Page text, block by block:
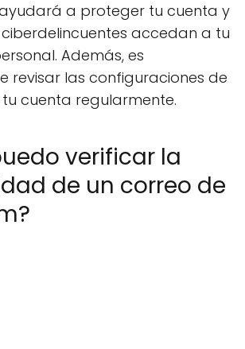
a proteger tu cuenta y
accedan a tu
Además, es
revisar las configuraciones de
cuenta regularmente.
verificar la
de un correo de